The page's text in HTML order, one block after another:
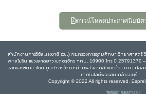
ดาวน์โหลดประกาศนียบัต
สำนักงานการวิจัยแห่งชาติ (วช.) กระทรวงการอุดมศึกษา วิทยาศาสตร์
พหลโยธิน แขวงลาดยาว เขตจตุจักร กทม. 10900 โทร 0 25791370
ออกและพัฒนาโดย ศูนย์การจัดการด้านพลังงานสิ่งแวดล้อมความปลอ
เทคโนโลยีพระจอมเกล้าธนบุรี
Copyright © 2022 All rights reserved,